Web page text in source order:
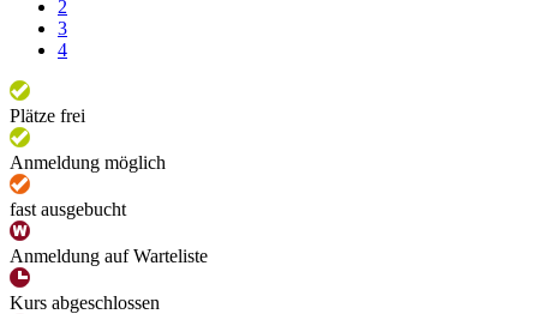
2
3
4
Plätze frei
Anmeldung möglich
fast ausgebucht
Anmeldung auf Warteliste
Kurs abgeschlossen